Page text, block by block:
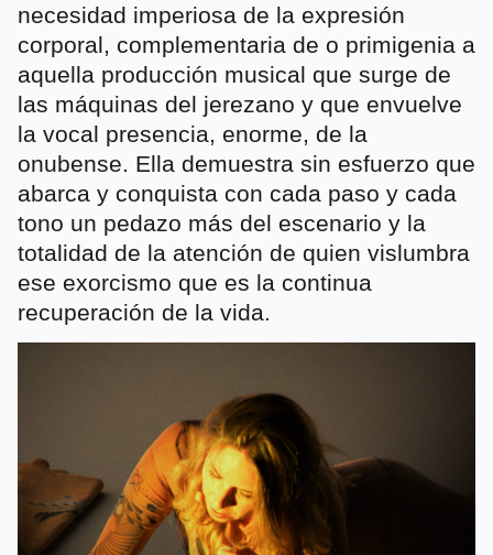
necesidad imperiosa de la expresión
corporal, complementaria de o primigenia a
aquella producción musical que surge de
las máquinas del jerezano y que envuelve
la vocal presencia, enorme, de la
onubense. Ella demuestra sin esfuerzo que
abarca y conquista con cada paso y cada
tono un pedazo más del escenario y la
totalidad de la atención de quien vislumbra
ese exorcismo que es la continua
recuperación de la vida.